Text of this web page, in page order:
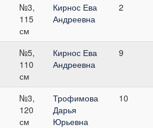
№3,
115
см
Кирнос Ева
Андреевна
2
№5,
110
см
Кирнос Ева
Андреевна
9
№3,
120
см
Трофимова
Дарья
Юрьевна
10